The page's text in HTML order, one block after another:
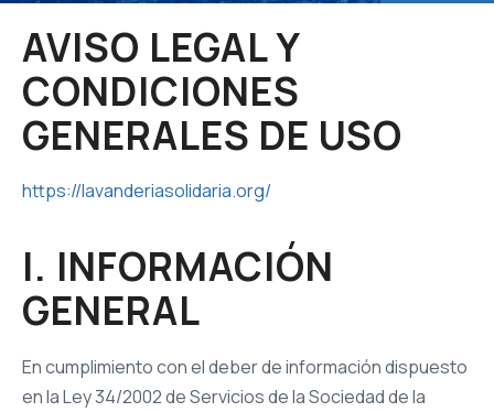
AVISO LEGAL Y
CONDICIONES
GENERALES DE USO
https://lavanderiasolidaria.org/
I. INFORMACIÓN
GENERAL
En cumplimiento con el deber de información dispuesto
en la Ley 34/2002 de Servicios de la Sociedad de la